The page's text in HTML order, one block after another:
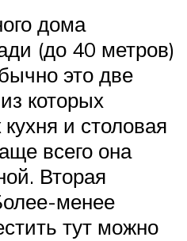
дома
(до 40 метров)
это две
которых
и столовая
всего она
Вторая
менее
тут можно